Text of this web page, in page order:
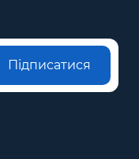
Підписатися